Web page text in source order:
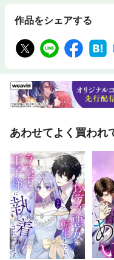
作品をシェアする
あわせてよく買われ